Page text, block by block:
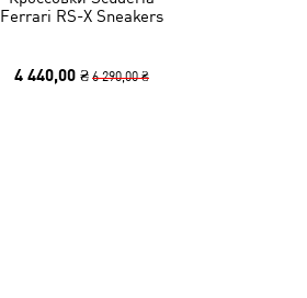
Ferrari RS-X Sneakers
4 440,00 ₴ 6 290,00 ₴